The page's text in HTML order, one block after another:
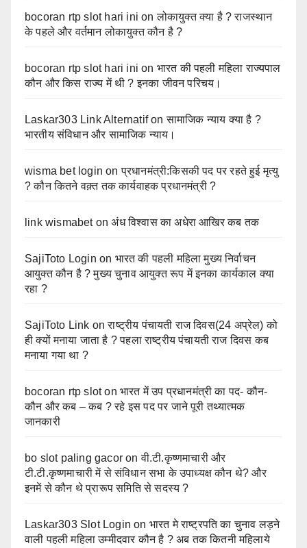
bocoran rtp slot hari ini onलोकायुक्त क्या है ? राजस्थान
के पहले और वर्तमान लोकायुक्त कौन है ?
bocoran rtp slot hari ini on भारत की पहली महिला राज्यपाल
कौन और किस राज्य में थी ? इनका जीवन परिचय।
Laskar303 Link Alternatifonसामाजिक न्याय क्या है ?
भारतीय संविधान और सामाजिक न्याय।
wisma bet login onप्रधानमंत्री:किसकी पद पर रहते हुई मृत्यु
? कौन कितने वक़्त तक कार्यवाहक प्रधानमंत्री ?
link wismabetonअंध विश्वास का अधेरा आखिर कब तक
SajiToto Login on भारत की पहली महिला मुख्य निर्वाचन
आयुक्त कौन है ? मुख्य चुनाव आयुक्त रूप में इनका कार्यकाल क्या
रहा ?
SajiToto Link onराष्ट्रीय पंचायती राज दिवस(24 अप्रेल) को
ही क्यों मनाया जाता है ? पहला राष्ट्रीय पंचायती राज दिवस कब
मनाया गया था ?
bocoran rtp slotonभारत में उप प्रधानमंत्री का पद- कौन-
कौन और कब – कब ? रहे इस पद पर जाने पूरी तथ्यात्मक
जानकारी
bo slot paling gacor onवी.टी.कृष्णमाचारी और
टी.टी.कृष्णमाचारी में से संविधान सभा के उपाध्यक्ष कौन थे? और
इनमें से कौन थे प्रारूप समिति से सदस्य ?
Laskar303 Slot Login on भारत मे राष्ट्रपति का चुनाव लड़ने
वाली पहली महिला उम्मीदवार कौन है ? अब तक कितनी महिलाये